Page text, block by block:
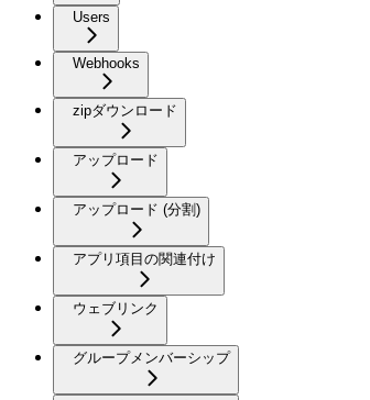
Users
Webhooks
zipダウンロード
アップロード
アップロード (分割)
アプリ項目の関連付け
ウェブリンク
グループメンバーシップ